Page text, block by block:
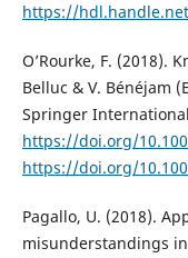
https://
O’Rourke, F. (2018).
Belluc & V. Bénéjam
Springer
https://doi.org/
https://doi.org/
Pagallo, U. (2018).
misunderstandings